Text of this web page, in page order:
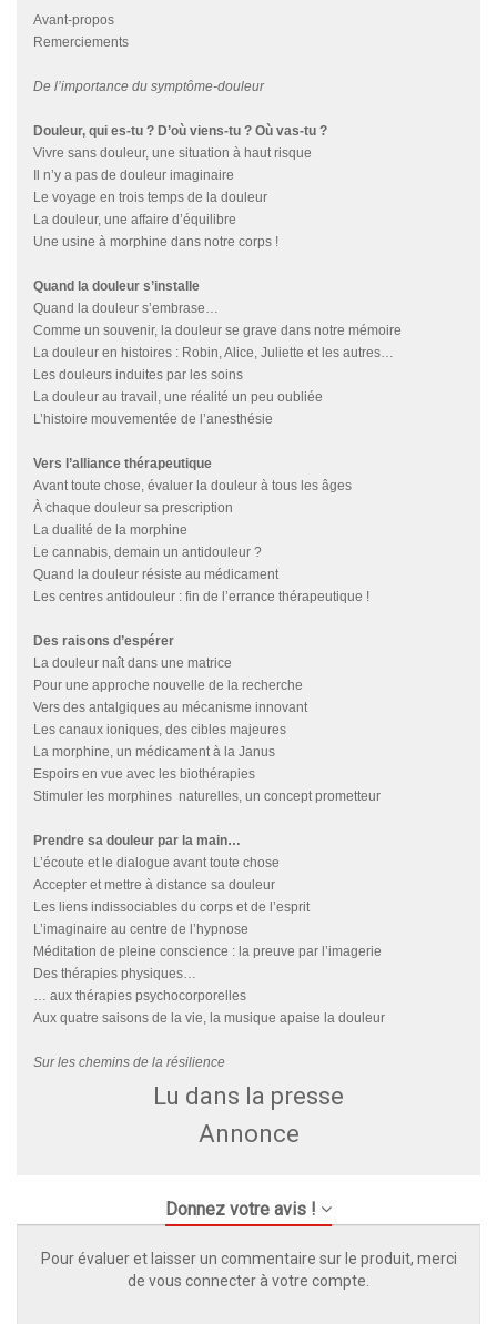
Avant-propos
Remerciements
De l’importance du symptôme-douleur
Douleur, qui es-tu ? D’où viens-tu ? Où vas-tu ?
Vivre sans douleur, une situation à haut risque
Il n’y a pas de douleur imaginaire
Le voyage en trois temps de la douleur
La douleur, une affaire d’équilibre
Une usine à morphine dans notre corps !
Quand la douleur s’installe
Quand la douleur s’embrase…
Comme un souvenir, la douleur se grave dans notre mémoire
La douleur en histoires : Robin, Alice, Juliette et les autres…
Les douleurs induites par les soins
La douleur au travail, une réalité un peu oubliée
L’histoire mouvementée de l’anesthésie
Vers l’alliance thérapeutique
Avant toute chose, évaluer la douleur à tous les âges
À chaque douleur sa prescription
La dualité de la morphine
Le cannabis, demain un antidouleur ?
Quand la douleur résiste au médicament
Les centres antidouleur : fin de l’errance thérapeutique !
Des raisons d’espérer
La douleur naît dans une matrice
Pour une approche nouvelle de la recherche
Vers des antalgiques au mécanisme innovant
Les canaux ioniques, des cibles majeures
La morphine, un médicament à la Janus
Espoirs en vue avec les biothérapies
Stimuler les morphines naturelles, un concept prometteur
Prendre sa douleur par la main…
L’écoute et le dialogue avant toute chose
Accepter et mettre à distance sa douleur
Les liens indissociables du corps et de l’esprit
L’imaginaire au centre de l’hypnose
Méditation de pleine conscience : la preuve par l’imagerie
Des thérapies physiques…
… aux thérapies psychocorporelles
Aux quatre saisons de la vie, la musique apaise la douleur
Sur les chemins de la résilience
Lu dans la presse
Annonce
Donnez votre avis !
Pour évaluer et laisser un commentaire sur le produit, merci
de vous connecter à votre compte.